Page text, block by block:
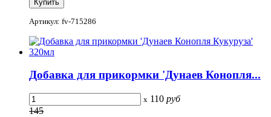
Артикул: fv-715286
Добавка для прикормки 'Дунаев Конопля...
x 110 руб
145